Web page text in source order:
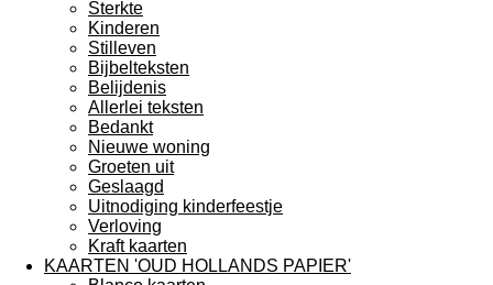
Sterkte
Kinderen
Stilleven
Bijbelteksten
Belijdenis
Allerlei teksten
Bedankt
Nieuwe woning
Groeten uit
Geslaagd
Uitnodiging kinderfeestje
Verloving
Kraft kaarten
KAARTEN 'OUD HOLLANDS PAPIER'